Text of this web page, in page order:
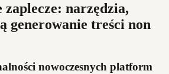
zaplecze: narzędzia,
generowanie treści non
nowoczesnych platform